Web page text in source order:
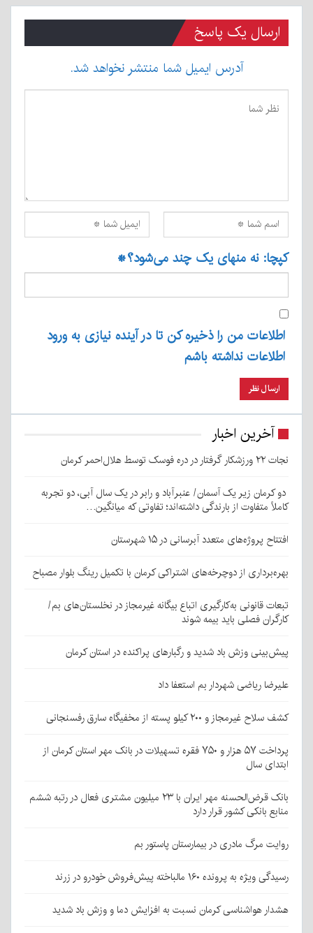
ارسال یک پاسخ
آدرس ایمیل شما منتشر نخواهد شد.
کپچا: نه منهای یک چند می‌شود؟*
اطلاعات من را ذخیره کن تا در آینده نیازی به ورود
اطلاعات نداشته باشم
آخرین اخبار
نجات ۲۲ ورزشکار گرفتار در دره فوسک توسط هلال‌احمر کرمان
دو کرمان زیر یک آسمان/ عنبرآباد و رابر در یک سال آبی، دو تجربه
کاملاً متفاوت از بارندگی داشته‌اند؛ تفاوتی که میانگین…
افتتاح پروژه‌های متعدد آبرسانی در ۱۵ شهرستان
بهره‌برداری از دوچرخه‌های اشتراکی کرمان با تکمیل رینگ بلوار مصباح
تبعات قانونی به‌کارگیری اتباع بیگانه غیرمجاز در نخلستان‌های بم/
کارگران فصلی باید بیمه شوند
پیش‌بینی وزش باد شدید و رگبارهای پراکنده در استان کرمان
علیرضا ریاضی شهردار بم استعفا داد
کشف سلاح غیرمجاز و ۲۰۰ کیلو پسته از مخفیگاه سارق رفسنجانی
پرداخت ۵۷ هزار و ۷۵۰ فقره تسهیلات در بانک مهر استان کرمان از
ابتدای سال
بانک قرض‌الحسنه مهر ایران با ۲۳ میلیون مشتری فعال در رتبه ششم
منابع بانکی کشور قرار دارد
روایت مرگ مادری در بیمارستان پاستور بم
رسیدگی ویژه به پرونده ۱۶۰ مالباخته پیش‌فروش خودرو در زرند
هشدار هواشناسی کرمان نسبت به افزایش دما و وزش باد شدید